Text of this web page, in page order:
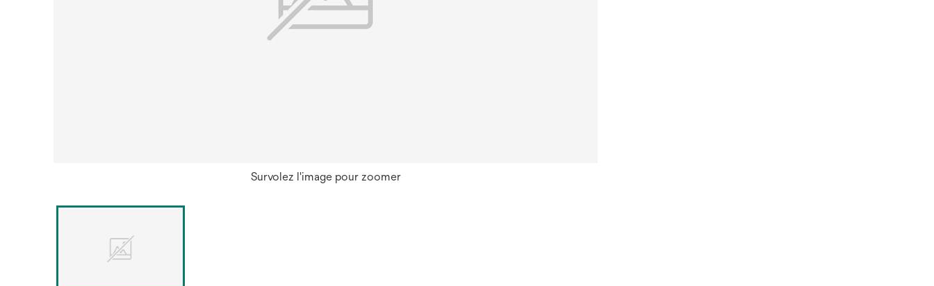
Survolez l'image pour zoomer